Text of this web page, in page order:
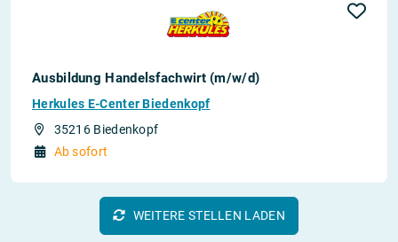
Ausbildung Handelsfachwirt (m/w/d)
Herkules E-Center Biedenkopf
35216 Biedenkopf
Ab sofort
WEITERE STELLEN LADEN